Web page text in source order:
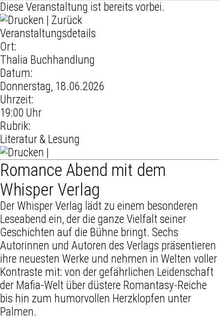
Diese Veranstaltung ist bereits vorbei.
Zurück
Veranstaltungsdetails
Ort:
Thalia Buchhandlung
Datum:
Donnerstag, 18.06.2026
Uhrzeit:
19:00 Uhr
Rubrik:
Literatur & Lesung
Romance Abend mit dem
Whisper Verlag
Der Whisper Verlag lädt zu einem besonderen
Leseabend ein, der die ganze Vielfalt seiner
Geschichten auf die Bühne bringt. Sechs
Autorinnen und Autoren des Verlags präsentieren
ihre neuesten Werke und nehmen in Welten voller
Kontraste mit: von der gefährlichen Leidenschaft
der Mafia-Welt über düstere Romantasy-Reiche
bis hin zum humorvollen Herzklopfen unter
Palmen.